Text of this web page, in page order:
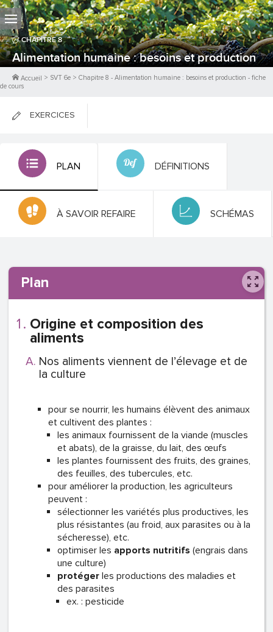
CHAPITRE8
Alimentation humaine : besoins et production
Accueil > SVT 6e > Chapitre 8 - Alimentation humaine : besoins et production - fiche
de cours
EXERCICES
FICHES DE COURS
PLAN DÉFINITIONS
À SAVOIR REFAIRE SCHÉMAS
Plan
Origine et composition des
aliments
Nos aliments viennent de l’élevage et de
la culture
pour se nourrir, les humains élèvent des animaux
et cultivent des plantes :
les animaux fournissent de la viande (muscles
et abats), de la graisse, du lait, des œufs
les plantes fournissent des fruits, des graines,
des feuilles, des tubercules, etc.
pour améliorer la production, les agriculteurs
peuvent :
sélectionner les variétés plus productives, les
plus résistantes (au froid, aux parasites ou à la
sécheresse), etc.
optimiser les apports nutritifs (engrais dans
une culture)
protéger les productions des maladies et
des parasites
ex. : pesticide